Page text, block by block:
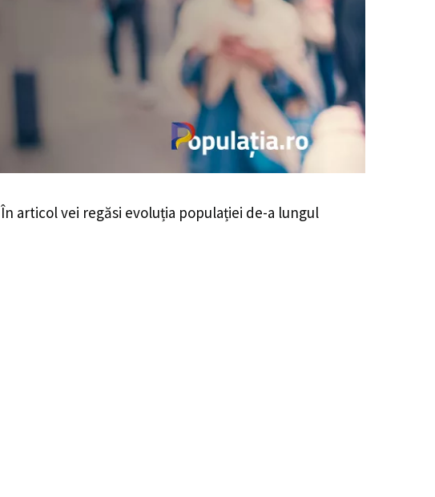
În articol vei regăsi evoluția populației de-a lungul